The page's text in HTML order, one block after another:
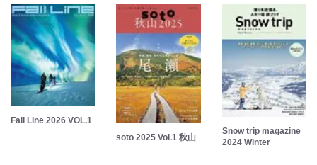
Fall Line 2026 VOL.1
soto 2025 Vol.1 秋山
Snow trip magazine
2024 Winter